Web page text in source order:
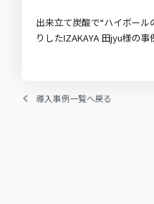
出来立て炭酸で“ハイボール
りしたIZAKAYA 田jyu様の事
導入事例一覧へ戻る